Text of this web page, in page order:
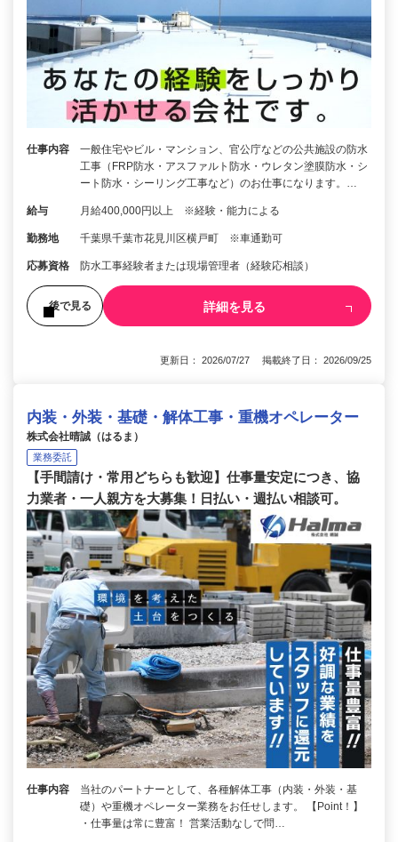
仕事内容
一般住宅やビル・マンション、官公庁などの公共施設の防水
工事（FRP防水・アスファルト防水・ウレタン塗膜防水・シ
ート防水・シーリング工事など）のお仕事になります。…
給与 月給400,000円以上 ※経験・能力による
勤務地 千葉県千葉市花見川区横戸町 ※車通勤可
応募資格 防水工事経験者または現場管理者（経験応相談）
後で見る 詳細を見る
更新日： 2026/07/27 掲載終了日： 2026/09/25
内装・外装・基礎・解体工事・重機オペレーター
株式会社晴誠（はるま）
業務委託
【手間請け・常用どちらも歓迎】仕事量安定につき、協
力業者・一人親方を大募集！日払い・週払い相談可。
仕事内容
当社のパートナーとして、各種解体工事（内装・外装・基
礎）や重機オペレーター業務をお任せします。 【Point！】
・仕事量は常に豊富！ 営業活動なしで問…